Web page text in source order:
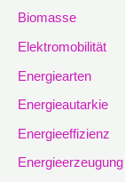
Biomasse
Elektromobilität
Energiearten
Energieautarkie
Energieeffizienz
Energieerzeugung